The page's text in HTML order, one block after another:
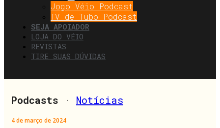
Jogo Véio Podcast
TV de Tubo Podcast
SEJA APOIADOR
LOJA DO VÉIO
REVISTAS
TIRE SUAS DÚVIDAS
Podcasts · Notícias
4 de março de 2024